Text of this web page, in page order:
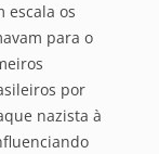
escala os
para o
por
nazista à